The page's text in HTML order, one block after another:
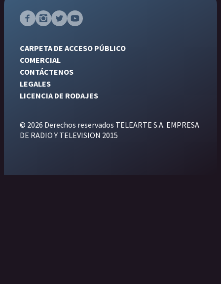
CARPETA DE ACCESO PÚBLICO
COMERCIAL
CONTÁCTENOS
LEGALES
LICENCIA DE RODAJES
© 2026 Derechos reservados TELEARTE S.A. EMPRESA
DE RADIO Y TELEVISION 2015